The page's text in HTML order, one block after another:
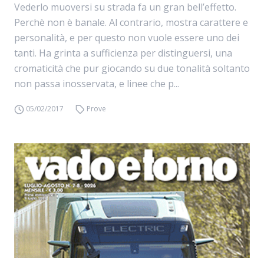
Vederlo muoversi su strada fa un gran bell’effetto.
Perchè non è banale. Al contrario, mostra carattere e
personalità, e per questo non vuole essere uno dei
tanti. Ha grinta a sufficienza per distinguersi, una
cromaticità che pur giocando su due tonalità soltanto
non passa inosservata, e linee che p...
05/02/2017 Prove